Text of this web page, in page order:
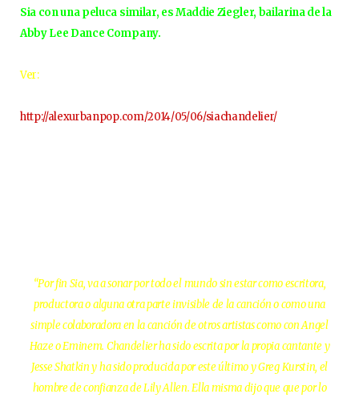
Sia con una peluca similar, es Maddie Ziegler, bailarina de la
Abby Lee Dance Company.
Ver:
http://alexurbanpop.com/2014/05/06/siachandelier/
“Por fin Sia, va a sonar por todo el mundo sin estar como escritora,
productora o alguna otra parte invisible de la canción o como una
simple colaboradora en la canción de otros artistas como con Angel
Haze o Eminem. Chandelier ha sido escrita por la propia cantante y
Jesse Shatkin y ha sido producida por este último y Greg Kurstin, el
hombre de confianza de Lily Allen. Ella misma dijo que que por lo